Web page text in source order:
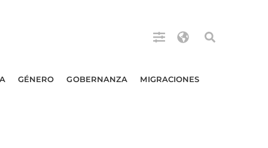
GÉNERO GOBERNANZA MIGRACIONES